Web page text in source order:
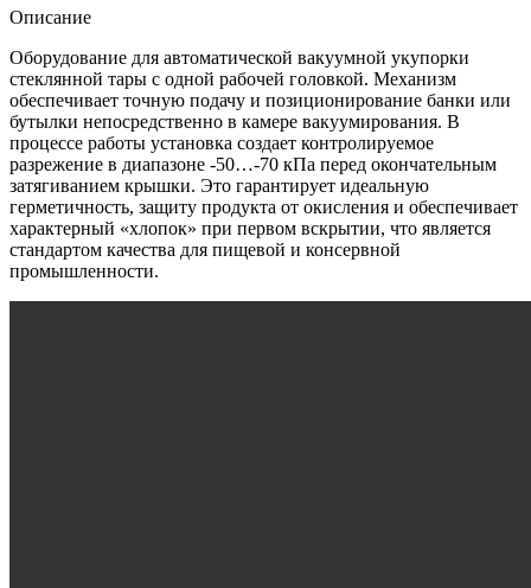
Описание
Оборудование для автоматической вакуумной укупорки
стеклянной тары с одной рабочей головкой. Механизм
обеспечивает точную подачу и позиционирование банки или
бутылки непосредственно в камере вакуумирования. В
процессе работы установка создает контролируемое
разрежение в диапазоне -50…-70 кПа перед окончательным
затягиванием крышки. Это гарантирует идеальную
герметичность, защиту продукта от окисления и обеспечивает
характерный «хлопок» при первом вскрытии, что является
стандартом качества для пищевой и консервной
промышленности.